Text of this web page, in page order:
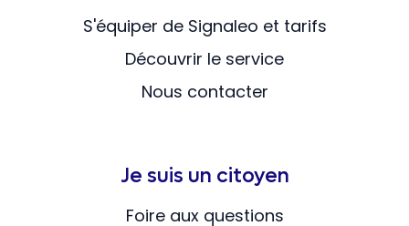
S'équiper de Signaleo et tarifs
Découvrir le service
Nous contacter
Je suis un citoyen
Foire aux questions